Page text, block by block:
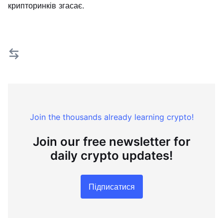
крипторинків згасає.
Join the thousands already learning crypto!
Join our free newsletter for
daily crypto updates!
Підписатися